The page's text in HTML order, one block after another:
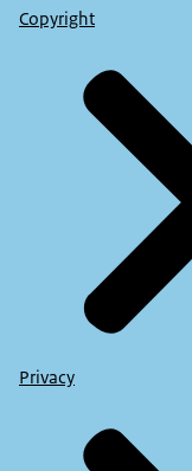
Copyright
Privacy